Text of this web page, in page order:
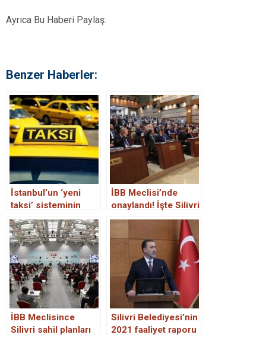
Ayrıca Bu Haberi Paylaş:
Benzer Haberler:
İstanbul’un ‘yeni
taksi’ sisteminin
ayrıntıları belli oldu
İBB Meclisi’nde
onaylandı! İşte Silivri
Belediyesinin 2022
İBB Meclisince
Silivri sahil planları
Silivri Belediyesi’nin
2021 faaliyet raporu